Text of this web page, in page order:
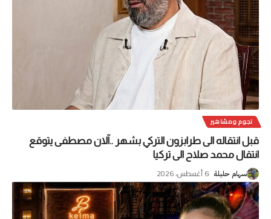
نجوم ومشاهير
قبل انتقاله الى طرابزون التركي بشهر ..آلان مصطفى يتوقع
انتقال محمد صلاح الى تركيا
سهام حليلة 6 أغسطس، 2026